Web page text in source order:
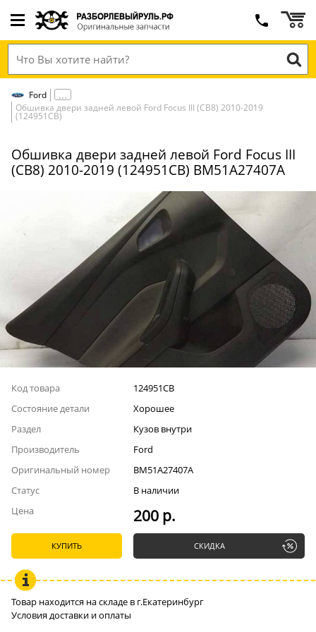
Ford
Обшивка двери задней левой Ford Focus III (CB8) 2010-2019
(124951СВ)
Обшивка двери задней левой Ford Focus III
(CB8) 2010-2019 (124951СВ) BM51A27407A
Код товара
124951СВ
Состояние детали
Хорошее
Раздел
Кузов внутри
Производитель
Ford
Оригинальный номер
BM51A27407A
Статус
В наличии
Цена
200 р.
КУПИТЬ СКИДКА
Товар находится на складе в г.Екатеринбург
Условия доставки и оплаты